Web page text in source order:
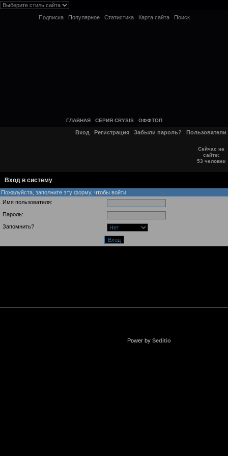
Подписка Популярное Статистика Карта сайта Поиск
ГЛАВНАЯ СЕРИЯ CRYSIS ОФФТОП
Вход Регистрация Забыли пароль? Пользователи
Сейчас на
сайте:
53 человек
Вход в систему
Пожалуйста, заполните эту форму, чтобы войти
Имя пользователя:
Пароль:
Запомнить?
Power by Seditio